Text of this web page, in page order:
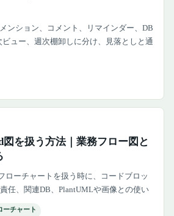
ンション、コメント、リマインダー、DB
ュー、週次棚卸しに分け、見落としと通
を扱う方法｜業務フロー図と
ローチャートを扱う時に、コードブロッ
任、関連DB、PlantUMLや画像との使い
ーチャート